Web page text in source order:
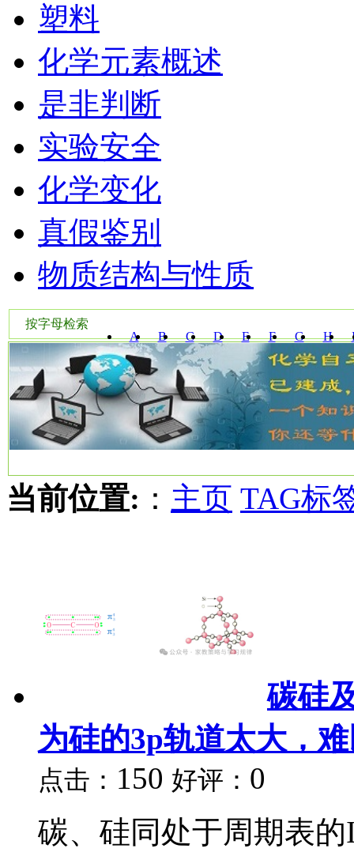
塑料
化学元素概述
是非判断
实验安全
化学变化
真假鉴别
物质结构与性质
按字母检索
A
B C D E F G H
W Y
当前位置: ： 主页 TAG标
碳硅
为硅的3p轨道太大，
点击： 150 好评： 0
碳、硅同处于周期表